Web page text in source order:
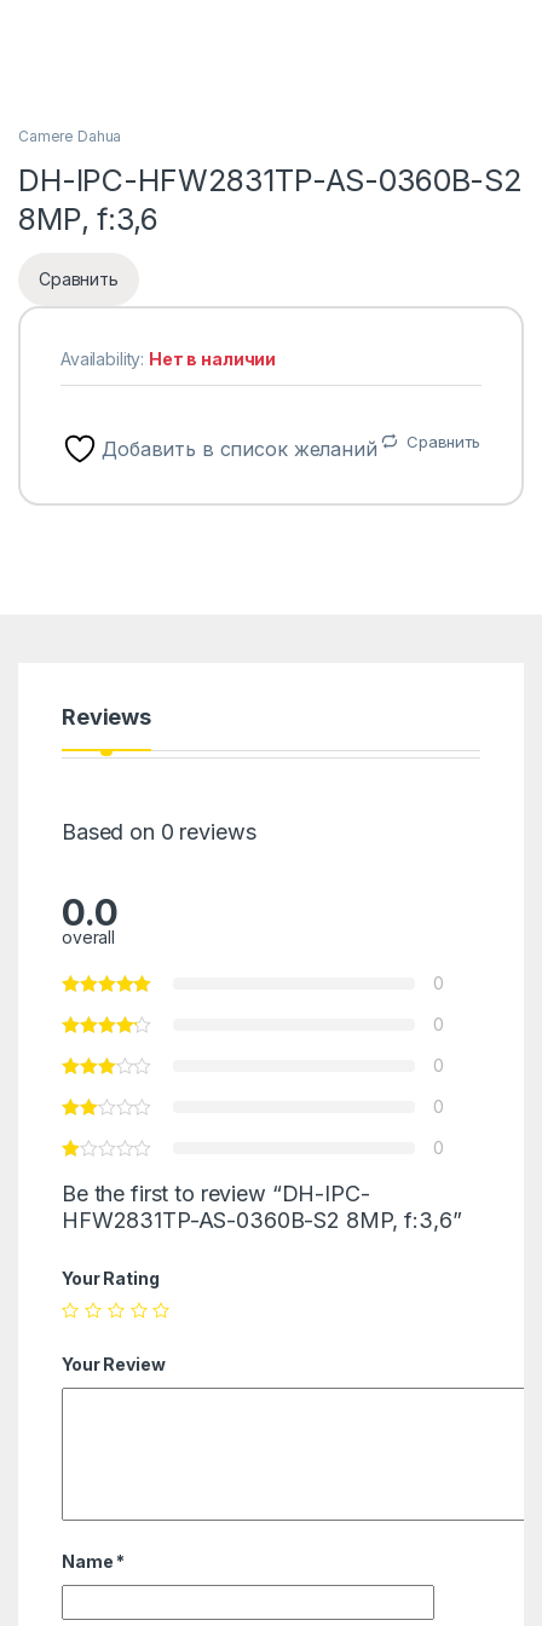
Camere Dahua
DH-IPC-HFW2831TP-AS-0360B-S2
8MP, f:3,6
Сравнить
Availability: Нет в наличии
Добавить в список желаний Сравнить
Reviews
Based on 0 reviews
0.0
overall
0
0
0
0
0
Be the first to review “DH-IPC-
HFW2831TP-AS-0360B-S2 8MP, f:3,6”
Your Rating
Your Review
Name *